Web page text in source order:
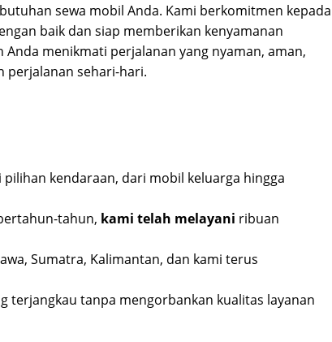
sewa mobil Anda. Kami berkomitmen kepada
baik dan siap memberikan kenyamanan
menikmati perjalanan yang nyaman, aman,
perjalanan sehari-hari.
pilihan kendaraan, dari mobil keluarga hingga
tahun, kami telah melayani ribuan
Sumatra, Kalimantan, dan kami terus
terjangkau tanpa mengorbankan kualitas layanan